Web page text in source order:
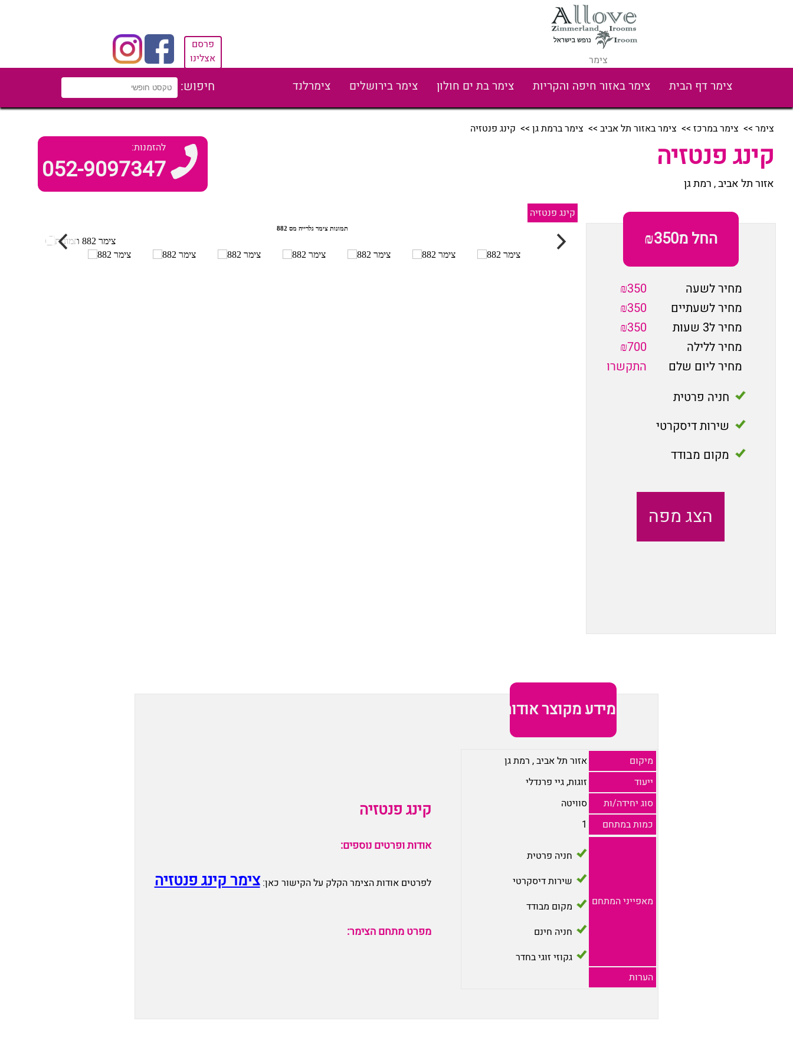
צימר
פרסם
אצלינו
צימר דף הבית צימר באזור חיפה והקריות צימר בת ים חולון צימר בירושלים צימרלנד חיפוש:
צימר >> צימר במרכז >> צימר באזור תל אביב >> צימר ברמת גן >> קינג פנטזיה
קינג פנטזיה
אזור תל אביב, רמת גן
להזמנות:
052-9097347
החל מ₪350
מחיר לשעה
₪350
מחיר לשעתיים
₪350
מחיר ל3 שעות
₪350
מחיר ללילה
₪700
מחיר ליום שלם
התקשרו
חניה פרטית
שירות דיסקרטי
מקום מבודד
הצג מפה
קינג פנטזיה
מידע מקוצר אודות
מיקום אזור תל אביב, רמת גן
ייעוד
זוגות, גיי פרנדלי
סוג יחידה/ות
סוויטה
כמות במתחם
1
מאפייני המתחם
חניה פרטית
שירות דיסקרטי
מקום מבודד
חניה חינם
גקוזי זוגי בחדר
הערות
קינג פנטזיה
אודות ופרטים נוספים:
לפרטים אודות הצימר הקלק על הקישור כאן:צימר קינג פנטזיה
מפרט מתחם הצימר: